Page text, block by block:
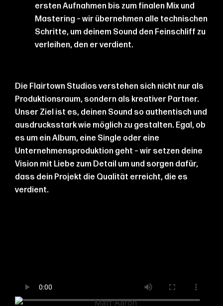
ersten Aufnahmen bis zum finalen Mix und
Mastering – wir übernehmen alle technischen
Schritte, um deinem Sound den Feinschliff zu
verleihen, den er verdient.
Die Flairtown Studios verstehen sich nicht nur als
Produktionsraum, sondern als kreativer Partner.
Unser Ziel ist es, deinen Sound so authentisch und
ausdrucksstark wie möglich zu gestalten. Egal, ob
es um ein Album, eine Single oder eine
Unternehmensproduktion geht – wir setzen deine
Vision mit Liebe zum Detail um und sorgen dafür,
dass dein Projekt die Qualität erreicht, die es
verdient.